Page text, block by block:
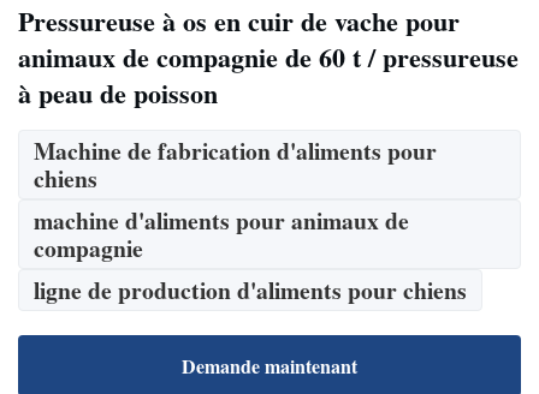
Pressureuse à os en cuir de vache pour
animaux de compagnie de 60 t / pressureuse
à peau de poisson
Machine de fabrication d'aliments pour
chiens
machine d'aliments pour animaux de
compagnie
ligne de production d'aliments pour chiens
Demande maintenant